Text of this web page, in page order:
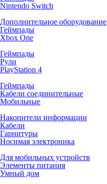
Nintendo Switch
Дополнительное оборудование
Геймпады
Xbox One
Геймпады
Рули
PlayStation 4
Геймпады
Кабели соединительные
Мобильные
Накопители информации
Кабели
Гарнитуры
Носимая электроника
Для мобильных устройств
Элементы питания
Умный дом